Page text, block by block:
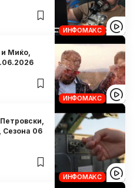
ИНФОМАКС
ИНФОМАКС
Миќо,
ИНФОМАКС
Сезона 06